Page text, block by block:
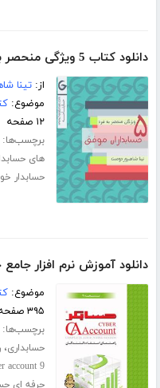
دانلود کتاب 5 ویژگی منحصر به فرد حسابداران موفق
از:تینا
موضوع:
۱۲ صفحه
های
حسابدار
دانلود آموزش نرم افزار
موضوع:
۳۹۵ صفحه
حسابداری،
account 9
حرفه ای